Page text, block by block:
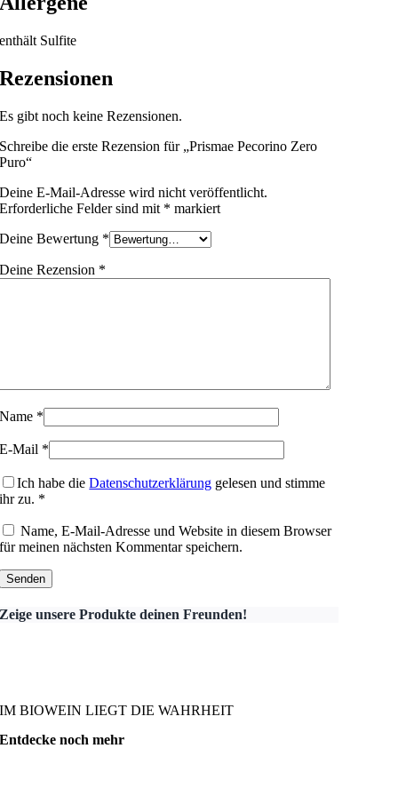
enthält Sulfite
Rezensionen
Es gibt noch keine Rezensionen.
Schreibe die erste Rezension für „Prismae Pecorino Zero
Puro“
Deine E-Mail-Adresse wird nicht veröffentlicht.
Erforderliche Felder sind mit * markiert
Deine Bewertung *
Deine Rezension *
Name *
E-Mail *
Ich habe dieDatenschutzerklärung gelesen und stimme
ihr zu. *
Name, E-Mail-Adresse und Website in diesem Browser
für meinen nächsten Kommentar speichern.
Zeige unsere Produkte deinen Freunden!
IM BIOWEIN LIEGT DIE WAHRHEIT
Entdecke noch mehr